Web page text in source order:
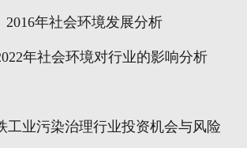
2016年社会环境发展分析
年社会环境对行业的影响分析
工业污染治理行业投资机会与风险